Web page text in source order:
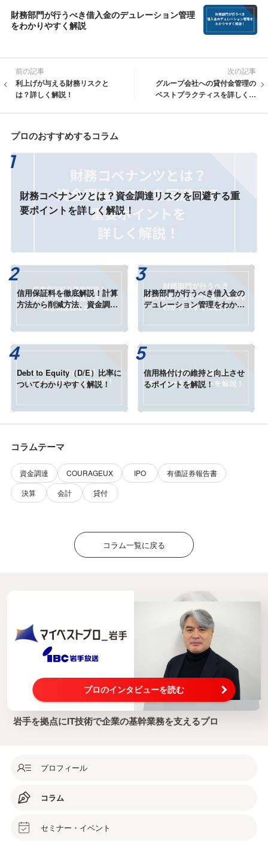
財務部門が行うべき借入金のデュレーション管理
をわかりやすく解説
前の記事
利上げが与える財務リスクと
は？詳しく解説！
次の記事
グループ会社への貸付金管理の
ベストプラクティスを詳しく解
プロのおすすめするコラム
財務コベナンツとは？資金調達リスクを回避する重
要ポイントを詳しく解説！
信用保証料を徹底解説！計算
方法から削減方法、資金調達
財務部門が行うべき借入金の
デュレーション管理をわかり
Debt to Equity（D/E）比率に
ついてわかりやすく解説！
信用格付けの維持と向上させ
るポイントを解説！
コラムテーマ
資金調達 COURAGEUX IPO
有価証券報告書
決算
会計 貸付
コラム一覧に戻る
プロのインタビューを読む
岩手を拠点にIT技術で企業の基幹業務を支えるプロ
プロフィール
コラム
セミナー・イベント